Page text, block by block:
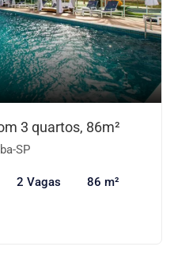
3 quartos, 86m²
SP
2 Vagas 86 m²